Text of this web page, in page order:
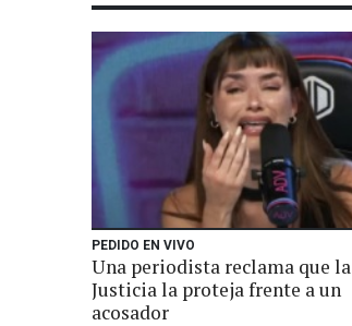
PEDIDO EN VIVO
Una periodista reclama que la
Justicia la proteja frente a un
acosador